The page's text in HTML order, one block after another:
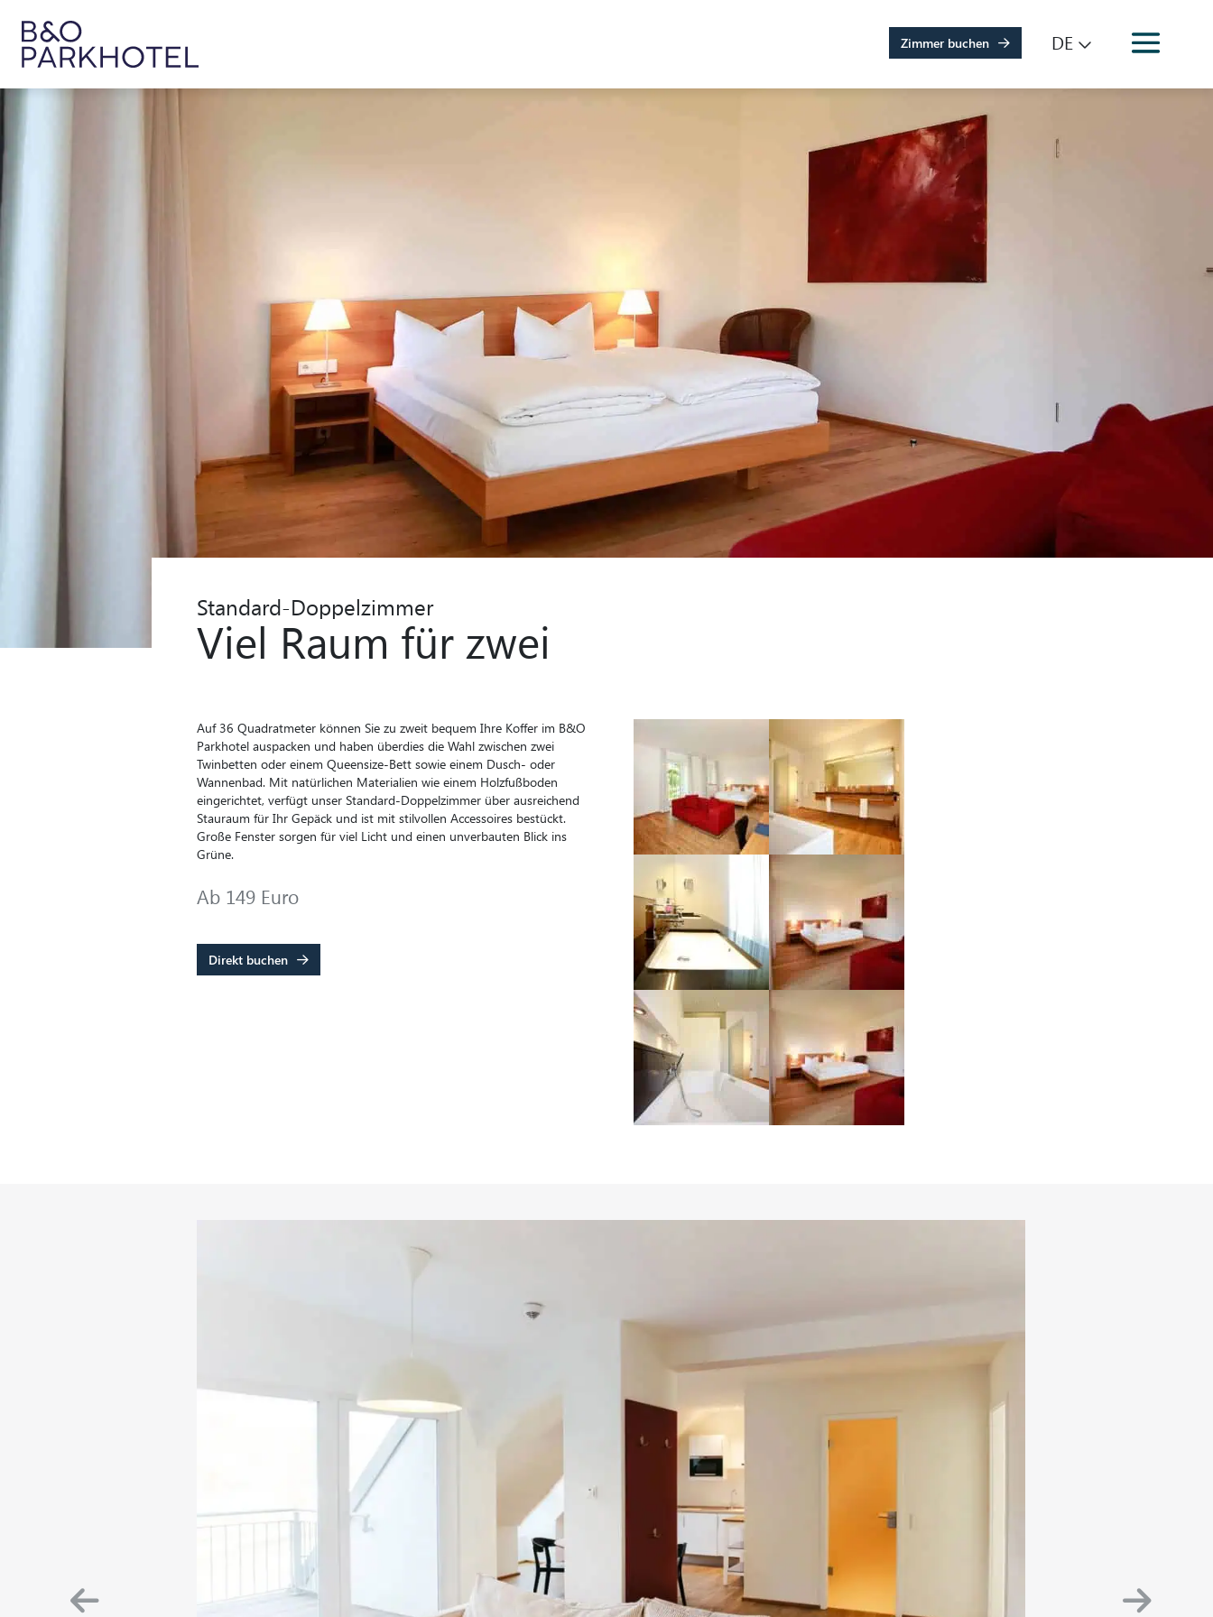
Zimmer buchen DE
Standard-Doppelzimmer
Viel Raum für zwei
Auf 36 Quadratmeter können Sie zu zweit bequem Ihre Koffer im B&O
Parkhotel auspacken und haben überdies die Wahl zwischen zwei
Twinbetten oder einem Queensize-Bett sowie einem Dusch- oder
Wannenbad. Mit natürlichen Materialien wie einem Holzfußboden
eingerichtet, verfügt unser Standard-Doppelzimmer über ausreichend
Stauraum für Ihr Gepäck und ist mit stilvollen Accessoires bestückt.
Große Fenster sorgen für viel Licht und einen unverbauten Blick ins
Grüne.
Ab 149 Euro
Direkt buchen